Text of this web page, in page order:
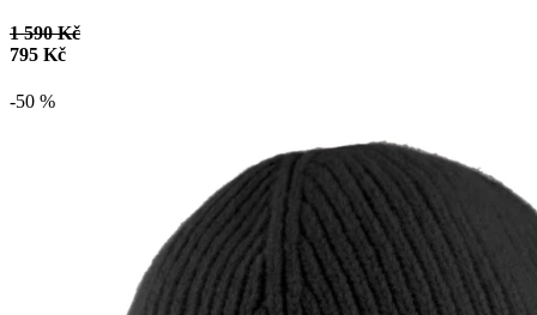
1 590 Kč
795 Kč
-50 %